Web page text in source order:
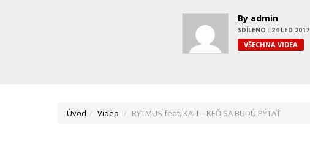
By admin
SDÍLENO : 24 LED 2017
VŠECHNA VIDEA
Úvod Video RYTMUS feat. KALI – KEĎ SA BUDÚ PÝTAŤ